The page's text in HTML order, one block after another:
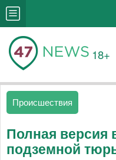
18+
Происшествия
Полная версия
подземной